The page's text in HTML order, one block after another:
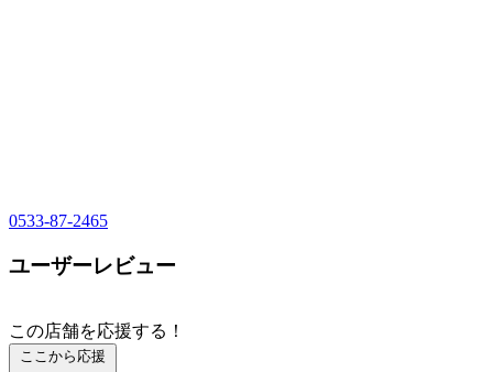
0533-87-2465
ユーザーレビュー
この店舗を応援する！
ここから応援